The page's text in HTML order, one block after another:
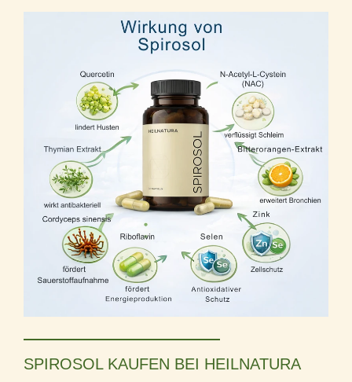
SPIROSOL KAUFEN BEI HEILNATURA